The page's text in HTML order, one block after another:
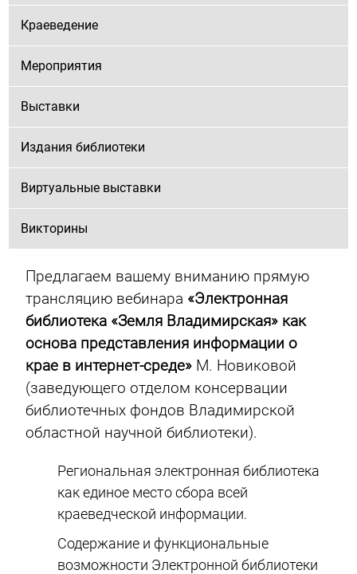
Краеведение
Мероприятия
Выставки
Издания библиотеки
Виртуальные выставки
Викторины
Предлагаем вашему вниманию прямую
трансляцию вебинара «Электронная
библиотека «Земля Владимирская» как
основа представления информации о
крае в интернет-среде» М. Новиковой
(заведующего отделом консервации
библиотечных фондов Владимирской
областной научной библиотеки).
Региональная электронная библиотека
как единое место сбора всей
краеведческой информации.
Содержание и функциональные
возможности Электронной библиотеки